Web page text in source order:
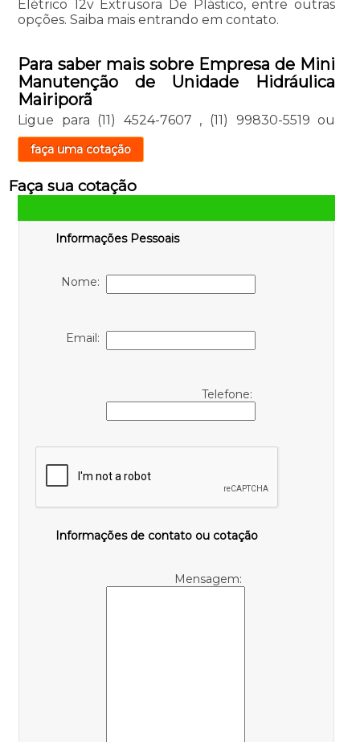
Elétrico 12v Extrusora De Plástico, entre outras
opções. Saiba mais entrando em contato.
Para saber mais sobre Empresa de Mini
Manutenção de Unidade Hidráulica
Mairiporã
Ligue para (11) 4524-7607 , (11) 99830-5519 ou
faça uma cotação
Faça sua cotação
Informações Pessoais
Nome:
Email:
Telefone:
Informações de contato ou cotação
Mensagem: